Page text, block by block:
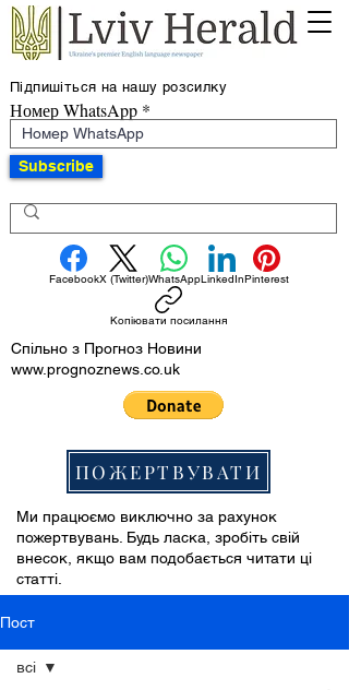
Підпишіться на нашу розсилку
Номер WhatsApp
Subscribe
FacebookX (Twitter)WhatsAppLinkedInPinterest
Копіювати посилання
Спільно з Прогноз Новини
www.prognoznews.co.uk
ПОЖЕРТВУВАТИ
Ми працюємо виключно за рахунок
пожертвувань. Будь ласка, зробіть свій
внесок, якщо вам подобається читати ці
статті.
Пост
всі